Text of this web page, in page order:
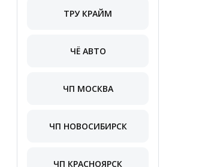
ТРУ КРАЙМ
ЧЁ АВТО
ЧП МОСКВА
ЧП НОВОСИБИРСК
ЧП КРАСНОЯРСК